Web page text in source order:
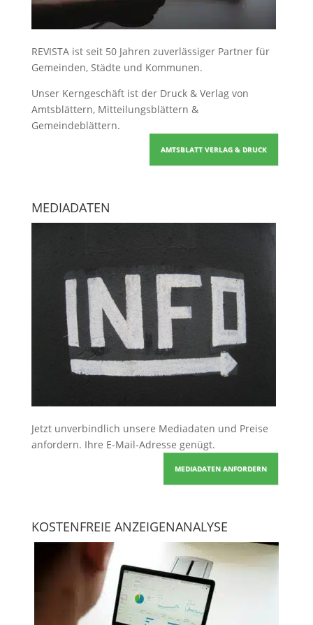
REVISTA ist seit 50 Jahren zuverlässiger Partner für
Gemeinden, Städte und Kommunen.
Unser Kerngeschäft ist der Druck & Verlag von
Amtsblättern, Mitteilungsblättern &
Gemeindeblättern.
AMTSBLATT VERLAG & DRUCK
MEDIADATEN
Jetzt unverbindlich unsere Mediadaten und Preise
anfordern. Ihre E-Mail-Adresse genügt.
MEDIADATEN ANFORDERN
KOSTENFREIE ANZEIGENANALYSE